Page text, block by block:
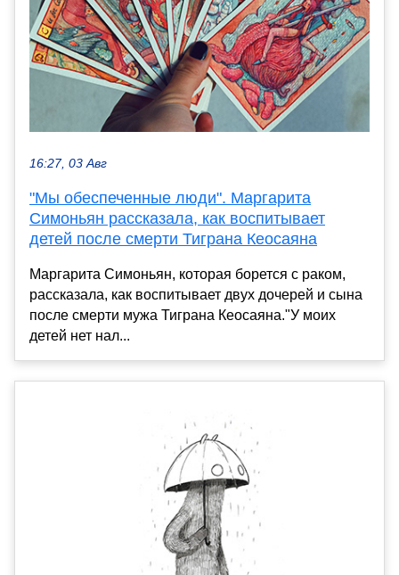
16:27, 03 Авг
"Мы обеспеченные люди". Маргарита
Симоньян рассказала, как воспитывает
детей после смерти Тиграна Кеосаяна
Маргарита Симоньян, которая борется с раком,
рассказала, как воспитывает двух дочерей и сына
после смерти мужа Тиграна Кеосаяна."У моих
детей нет нал...